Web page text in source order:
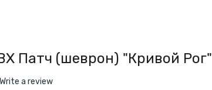
Патч (шеврон) "Кривой Рог"
Write a review